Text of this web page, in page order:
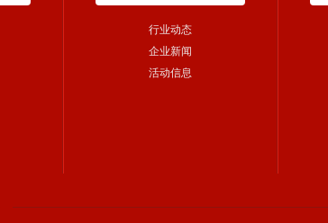
行业动态
企业新闻
活动信息